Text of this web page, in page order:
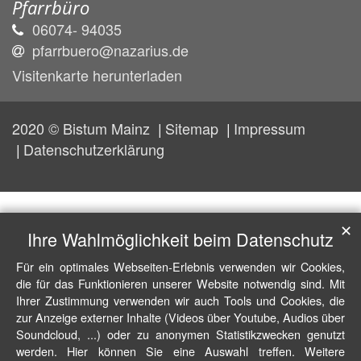
Pfarrbüro
06074- 94035
pfarrbuero@nazarius.de
Visitenkarte herunterladen
2020 © Bistum Mainz Sitemap
Impressum
Datenschutzerklärung
Ihre Wahlmöglichkeit beim Datenschutz
Für ein optimales Webseiten-Erlebnis verwenden wir Cookies,
die für das Funktionieren unserer Website notwendig sind. Mit
Ihrer Zustimmung verwenden wir auch Tools und Cookies, die
zur Anzeige externer Inhalte (Videos über Youtube, Audios über
Soundcloud, ...) oder zu anonymen Statistikzwecken genutzt
werden. Hier können Sie eine Auswahl treffen. Weitere
✕